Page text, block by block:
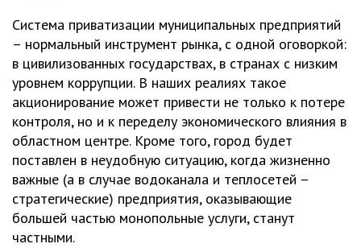
Система приватизации муниципальных предприятий
– нормальный инструмент рынка, с одной оговоркой:
в цивилизованных государствах, в странах с низким
уровнем коррупции. В наших реалиях такое
акционирование может привести не только к потере
контроля, но и к переделу экономического влияния в
областном центре. Кроме того, город будет
поставлен в неудобную ситуацию, когда жизненно
важные (а в случае водоканала и теплосетей –
стратегические) предприятия, оказывающие
большей частью монопольные услуги, станут
частными.